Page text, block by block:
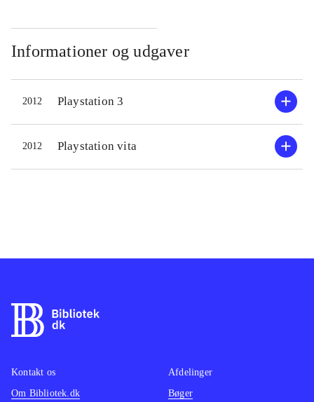
Informationer og udgaver
2012 Playstation 3
2012 Playstation vita
Kontakt os
Om Bibliotek.dk
Afdelinger
Bøger